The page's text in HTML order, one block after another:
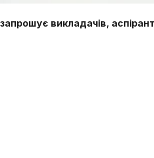
викладачів,